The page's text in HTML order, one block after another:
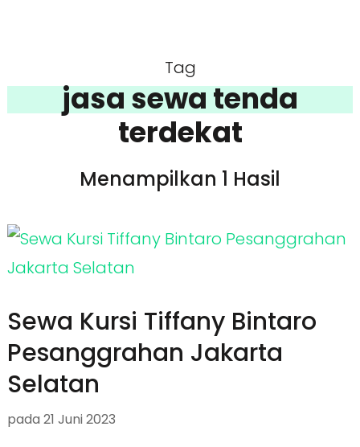
Tag
jasa sewa tenda
terdekat
Menampilkan 1 Hasil
Sewa Kursi Tiffany Bintaro
Pesanggrahan Jakarta
Selatan
pada 21 Juni 2023